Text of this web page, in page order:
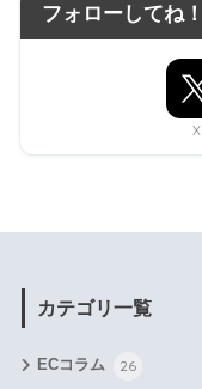
フォローしてね！
X
カテゴリ一覧
ECコラム 26